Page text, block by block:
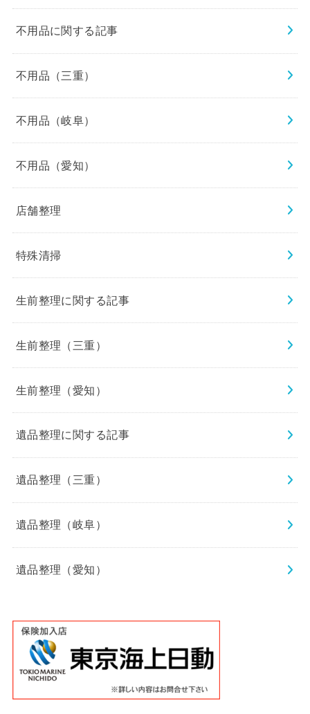
不用品に関する記事
不用品（三重）
不用品（岐阜）
不用品（愛知）
店舗整理
特殊清掃
生前整理に関する記事
生前整理（三重）
生前整理（愛知）
遺品整理に関する記事
遺品整理（三重）
遺品整理（岐阜）
遺品整理（愛知）